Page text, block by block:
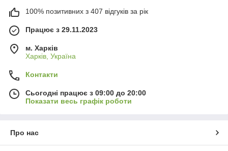
100% позитивних з 407 відгуків за рік
Працює з 29.11.2023
м. Харків
Харків, Україна
Контакти
Сьогодні працює з 09:00 до 20:00
Показати весь графік роботи
Про нас